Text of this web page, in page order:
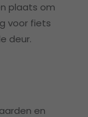
plaats om
voor fiets
deur.
en